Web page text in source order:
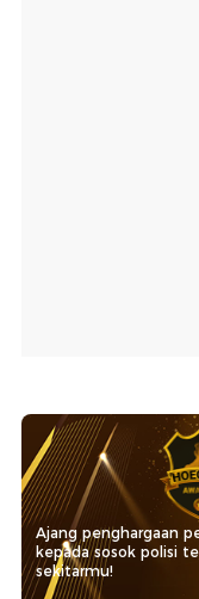
Ajang penghargaan
kepada sosok polisi
sekitarmu!